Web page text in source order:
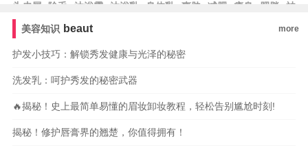
头皮屑
除毛 沐浴露 沐浴乳 身体乳 爽肤 减肥 瘦身 肥胖
祛
皱
美容知识 beaut more
护发小技巧：解锁秀发健康与光泽的秘密
洗发乳：呵护秀发的秘密武器
🔥揭秘！史上最简单易懂的眉妆卸妆教程，轻松告别尴尬时刻!
揭秘！修护唇膏界的翘楚，你值得拥有！